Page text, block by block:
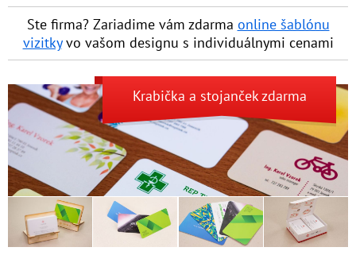
Ste firma? Zariadime vám zdarma online šablónu
vizitkyvo vašom designu s individuálny­mi cenami
Krabička a stojančekzdarma